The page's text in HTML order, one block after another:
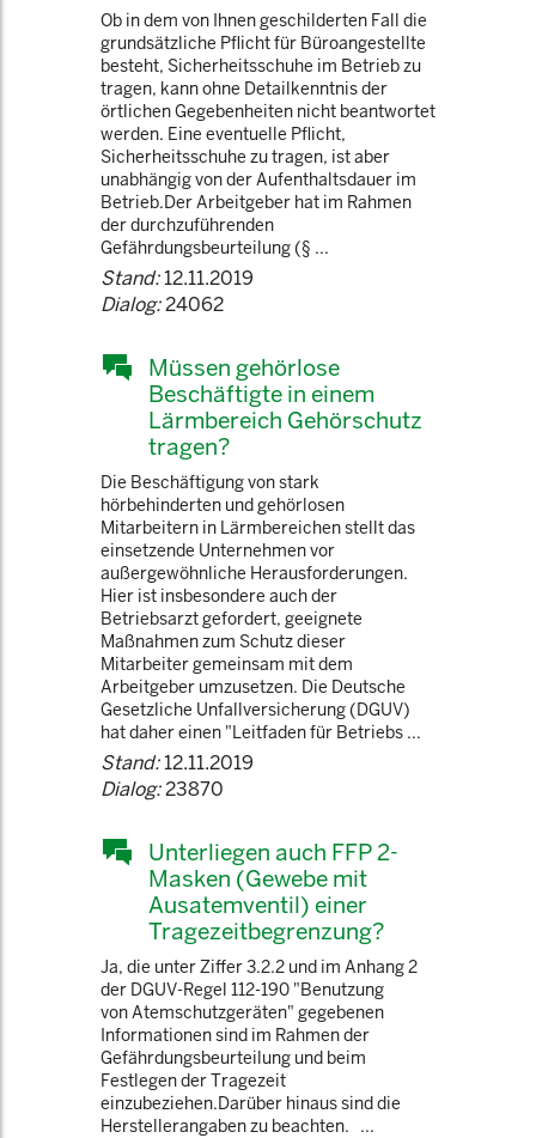
Ob in dem von Ihnen geschilderten Fall die
grundsätzliche Pflicht für Büroangestellte
besteht, Sicherheitsschuhe im Betrieb zu
tragen, kann ohne Detailkenntnis der
örtlichen Gegebenheiten nicht beantwortet
werden. Eine eventuelle Pflicht,
Sicherheitsschuhe zu tragen, ist aber
unabhängig von der Aufenthaltsdauer im
Betrieb.Der Arbeitgeber hat im Rahmen
der durchzuführenden
Gefährdungsbeurteilung (§ ...
Stand:12.11.2019
Dialog:24062
Müssen gehörlose
Beschäftigte in einem
Lärmbereich Gehörschutz
tragen?
Die Beschäftigung von stark
hörbehinderten und gehörlosen
Mitarbeitern in Lärmbereichen stellt das
einsetzende Unternehmen vor
außergewöhnliche Herausforderungen.
Hier ist insbesondere auch der
Betriebsarzt gefordert, geeignete
Maßnahmen zum Schutz dieser
Mitarbeiter gemeinsam mit dem
Arbeitgeber umzusetzen. Die Deutsche
Gesetzliche Unfallversicherung (DGUV)
hat daher einen "Leitfaden für Betriebs ...
Stand:12.11.2019
Dialog:23870
Unterliegen auch FFP 2-
Masken (Gewebe mit
Ausatemventil) einer
Tragezeitbegrenzung?
Ja, die unter Ziffer 3.2.2 und im Anhang 2
der DGUV-Regel 112-190 "Benutzung
von Atemschutzgeräten" gegebenen
Informationen sind im Rahmen der
Gefährdungsbeurteilung und beim
Festlegen der Tragezeit
einzubeziehen.Darüber hinaus sind die
Herstellerangaben zu beachten. ...